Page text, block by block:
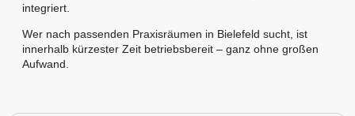
integriert.
Wer nach passenden Praxisräumen in Bielefeld sucht, ist
innerhalb kürzester Zeit betriebsbereit – ganz ohne großen
Aufwand.